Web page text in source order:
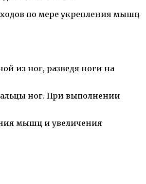
по мере укрепления мышц
из ног, разведя ноги на
ног. При выполнении
мышц и увеличения